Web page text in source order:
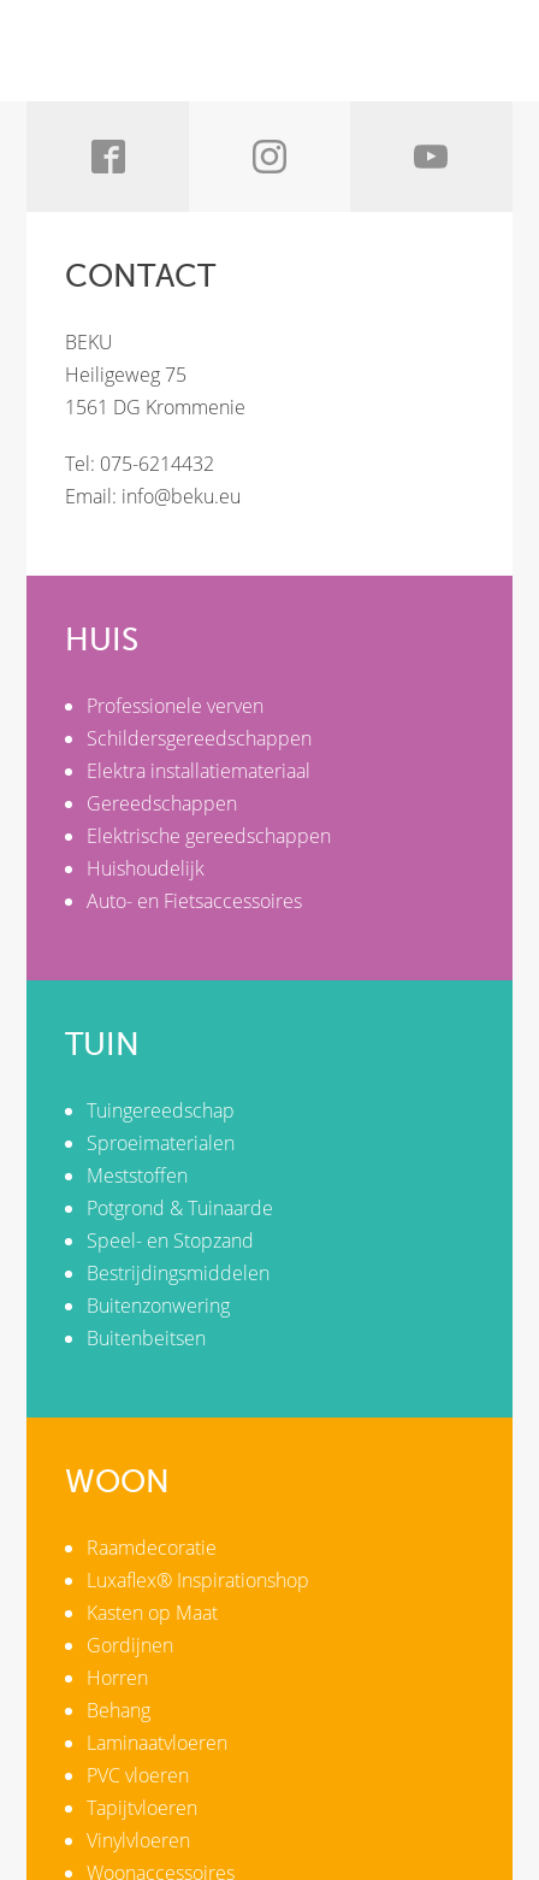
CONTACT
BEKU
Heiligeweg 75
1561 DG Krommenie
Tel: 075-6214432
Email: info@beku.eu
HUIS
Professionele verven
Schildersgereedschappen
Elektra installatiemateriaal
Gereedschappen
Elektrische gereedschappen
Huishoudelijk
Auto- en Fietsaccessoires
TUIN
Tuingereedschap
Sproeimaterialen
Meststoffen
Potgrond & Tuinaarde
Speel- en Stopzand
Bestrijdingsmiddelen
Buitenzonwering
Buitenbeitsen
WOON
Raamdecoratie
Luxaflex® Inspirationshop
Kasten op Maat
Gordijnen
Horren
Behang
Laminaatvloeren
PVC vloeren
Tapijtvloeren
Vinylvloeren
Woonaccessoires